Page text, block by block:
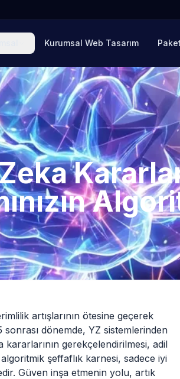
Kurumsal Web Tasarım
artışlarının ötesine geçerek
dönemde, YZ sistemlerinden
gerekçelendirilmesi, adil
algoritmik şeffaflık karnesi, sadece iyi
Güven inşa etmenin yolu, artık